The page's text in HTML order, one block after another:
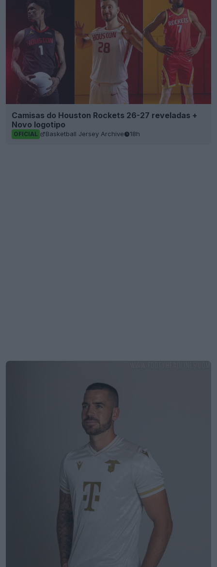
Camisas do Houston Rockets 26-27 reveladas +
Novo logotipo
OFICIAL Basketball Jersey Archive 18h